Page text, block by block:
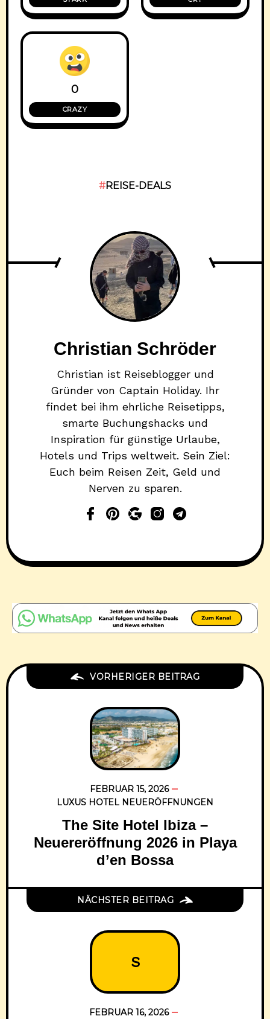
0
CRAZY
REISE-DEALS
Christian Schröder
Christian ist Reiseblogger und
Gründer von Captain Holiday. Ihr
findet bei ihm ehrliche Reisetipps,
smarte Buchungshacks und
Inspiration für günstige Urlaube,
Hotels und Trips weltweit. Sein Ziel:
Euch beim Reisen Zeit, Geld und
Nerven zu sparen.
VORHERIGER BEITRAG
FEBRUAR 15, 2026
LUXUS HOTEL NEUERÖFFNUNGEN
The Site Hotel Ibiza –
Neuereröffnung 2026 in Playa
d’en Bossa
NÄCHSTER BEITRAG
S
FEBRUAR 16, 2026